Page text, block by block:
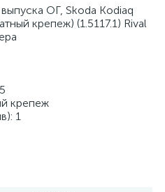
ОГ, Skoda Kodiaq
крепеж) (1.5117.1) Rival
крепеж
1